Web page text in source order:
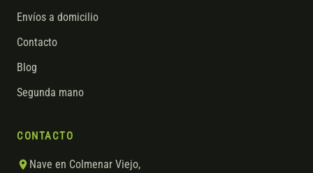
Envíos a domicilio
Contacto
Blog
Segunda mano
CONTACTO
Nave en Colmenar Viejo,